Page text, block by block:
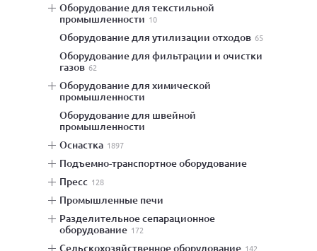
оборудование для текстильной
промышленности 10
оборудование для утилизации отходов 65
оборудование для фильтрации и очистки
газов 62
оборудование для химической
промышленности
оборудование для швейной
промышленности
оснастка 1897
подъемно-транспортное оборудование
пресс 128
промышленные печи
разделительное сепарационное
оборудование 172
сельскохозяйственное оборудование 142